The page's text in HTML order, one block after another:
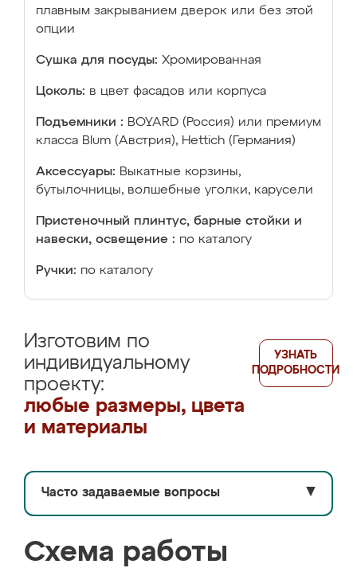
плавным закрыванием дверок или без этой
опции
Сушка для посуды: Хромированная
Цоколь: в цвет фасадов или корпуса
Подъемники : BOYARD (Россия) или премиум
класса Blum (Австрия), Hettich (Германия)
Аксессуары: Выкатные корзины,
бутылочницы, волшебные уголки, карусели
Пристеночный плинтус, барные стойки и
навески, освещение : по каталогу
Ручки: по каталогу
Изготовим по
индивидуальному
проекту:
любые размеры, цвета
и материалы
УЗНАТЬ
ПОДРОБНОСТИ
Часто задаваемые вопросы ▼
Схема работы